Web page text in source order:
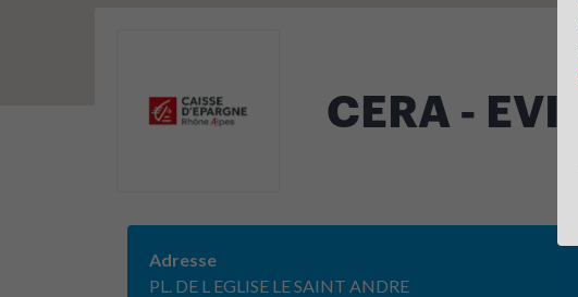
CERA -
Adresse
PL. DE L EGLISE LE SAINT ANDRE